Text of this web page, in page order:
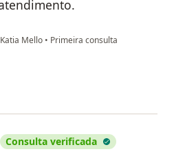
Mello • Primeira consulta
com atenção e respeito as
Consulta verificada